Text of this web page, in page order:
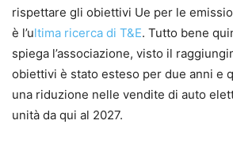
rispettare gli obiettivi Ue per le
è l’ultima ricerca di T&E. Tutto bene
spiega l’associazione, visto il
obiettivi è stato esteso per due anni e
una riduzione nelle vendite di auto
unità da qui al 2027.